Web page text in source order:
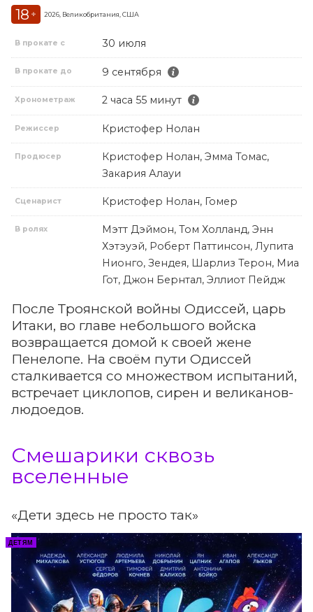
18 + 2026, Великобритания, США
В прокате с 30 июля
В прокате до 9 сентября
Хронометраж 2 часа 55 минут
Режиссер Кристофер Нолан
Продюсер
Кристофер Нолан, Эмма Томас,
Закария Алауи
Сценарист Кристофер Нолан, Гомер
В ролях
Мэтт Дэймон, Том Холланд, Энн
Хэтэуэй, Роберт Паттинсон, Лупита
Нионго, Зендея, Шарлиз Терон, Миа
Гот, Джон Бернтал, Эллиот Пейдж
После Троянской войны Одиссей, царь
Итаки, во главе небольшого войска
возвращается домой к своей жене
Пенелопе. На своём пути Одиссей
сталкивается со множеством испытаний,
встречает циклопов, сирен и великанов-
людоедов.
Смешарики сквозь
вселенные
«Дети здесь не просто так»
ДЕТЯМ